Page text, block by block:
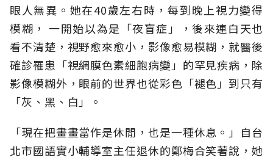
眼人無異。她在40歲左右時，每到晚上視力變得
模糊， 一開始以為是「夜盲症」，後來連白天也
看不清楚，視野愈來愈小，影像愈易模糊，就醫後
確診罹患「視網膜色素細胞病變」的罕見疾病，除
影像模糊外，眼前的世界也從彩色「褪色」到只有
「灰、黑、白」。
「現在把畫畫當作是休閒，也是一種休息。」自台
北市國語實小輔導室主任退休的鄭梅合笑著說，她